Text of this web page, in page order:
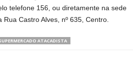
telefone 156, ou diretamente na sede
Castro Alves, nº 635, Centro.
ATACADISTA